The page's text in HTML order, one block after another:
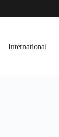
International